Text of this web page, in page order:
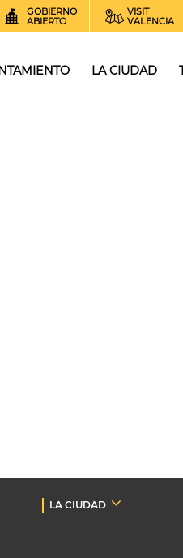
GOBIERNO
ABIERTO
VISIT
VALENCIA
LA CIUDAD
LA CIUDAD